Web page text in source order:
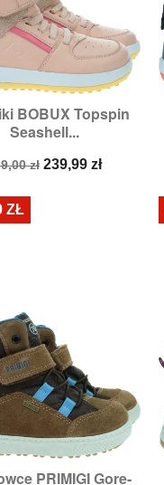
BOBUX Topspin
Seashell...
zł Cena
239,99 zł
Szybki podgląd
23,24,
PRIMIGI Gore-
Szybki podgląd
ZŁ